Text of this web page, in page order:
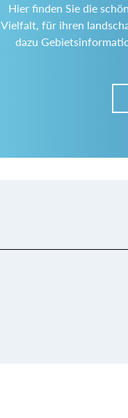
Hier finden Sie die
Vielfalt, für ihren
dazu